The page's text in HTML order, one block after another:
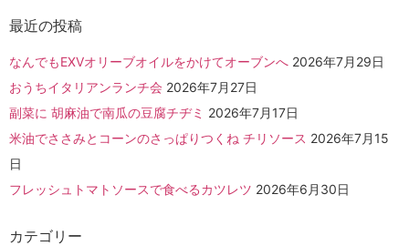
最近の投稿
なんでもEXVオリーブオイルをかけてオーブンへ 2026年7月29日
おうちイタリアンランチ会 2026年7月27日
副菜に 胡麻油で南瓜の豆腐チヂミ 2026年7月17日
米油でささみとコーンのさっぱりつくね チリソース 2026年7月15
日
フレッシュトマトソースで食べるカツレツ 2026年6月30日
カテゴリー